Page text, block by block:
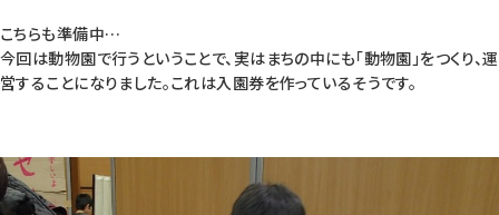
こちらも準備中…
今回は動物園で行うということで、実はまちの中にも「動物園」をつくり、運
営することになりました。これは入園券を作っているそうです。